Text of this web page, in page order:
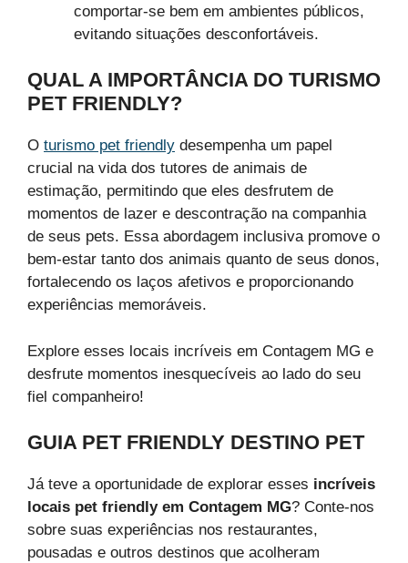
comportar-se bem em ambientes públicos,
evitando situações desconfortáveis.
QUAL A IMPORTÂNCIA DO TURISMO
PET FRIENDLY?
O turismo pet friendly desempenha um papel
crucial na vida dos tutores de animais de
estimação, permitindo que eles desfrutem de
momentos de lazer e descontração na companhia
de seus pets. Essa abordagem inclusiva promove o
bem-estar tanto dos animais quanto de seus donos,
fortalecendo os laços afetivos e proporcionando
experiências memoráveis.
Explore esses locais incríveis em Contagem MG e
desfrute momentos inesquecíveis ao lado do seu
fiel companheiro!
GUIA PET FRIENDLY DESTINO PET
Já teve a oportunidade de explorar esses incríveis
locais pet friendly em Contagem MG? Conte-nos
sobre suas experiências nos restaurantes,
pousadas e outros destinos que acolheram